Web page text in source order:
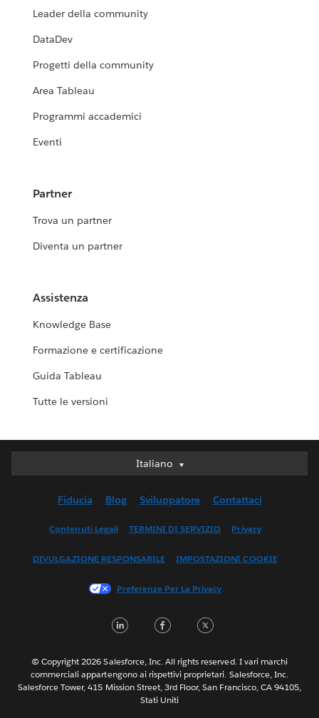
Leader della community
DataDev
Progetti della community
Area Tableau
Programmi accademici
Eventi
Partner
Trova un partner
Diventa un partner
Assistenza
Knowledge Base
Formazione e certificazione
Guida Tableau
Tutte le versioni
Italiano
Italiano
English (UK)
Français (Canada)
한국어
Português
Svenska
ไทย
Fiducia Blog Sviluppatore Contattaci
Contenuti Legali TERMINI DI SERVIZIO Privacy
DIVULGAZIONE RESPONSABILE IMPOSTAZIONI COOKIE
Preferenze Per La Privacy
LinkedInFacebook
© Copyright 2026 Salesforce, Inc. All rights reserved. I vari marchi
commerciali appartengono ai rispettivi proprietari. Salesforce, Inc.
Salesforce Tower, 415 Mission Street, 3rd Floor, San Francisco, CA 94105,
Stati Uniti